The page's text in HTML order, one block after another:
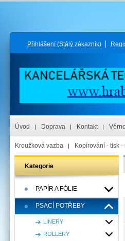
Přihlášení (Stálý zákazník)
Úvod Doprava Kontakt
Kroužková vazba Kopírování - tisk
Kategorie
PAPÍR A FÓLIE
PSACÍ POTŘEBY
LINERY
ROLLERY